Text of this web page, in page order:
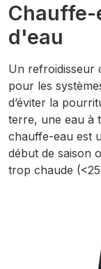
d'eau
Un refroidisseur
pour les
d’éviter la
terre, une eau à
chauffe-eau est
début de saison
trop chaude